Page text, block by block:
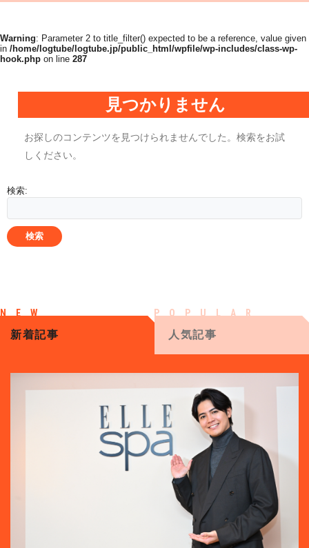
Warning: Parameter 2 to title_filter() expected to be a reference, value given
in /home/logtube/logtube.jp/public_html/wpfile/wp-includes/class-wp-
hook.php on line 287
見つかりません
お探しのコンテンツを見つけられませんでした。検索をお試
しください。
検索:
新着記事 人気記事